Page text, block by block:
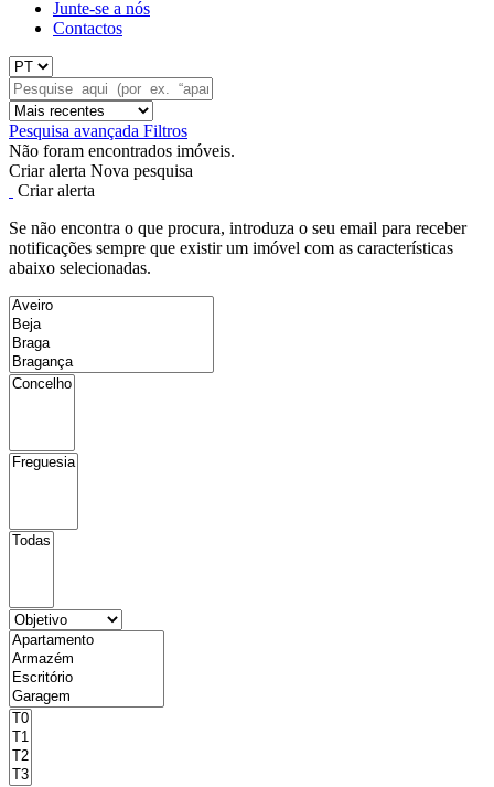
Junte-se a nós
Contactos
Pesquisa avançada Filtros
Não foram encontrados imóveis.
Criar alerta Nova pesquisa
Criar alerta
Se não encontra o que procura, introduza o seu email para receber
notificações sempre que existir um imóvel com as características
abaixo selecionadas.